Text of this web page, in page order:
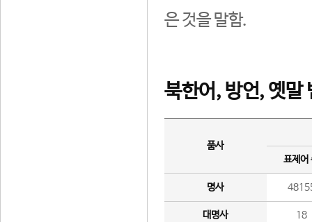
은 것을 말함.
북한어, 방언, 옛말
품사
표제어
명사
대명사 18